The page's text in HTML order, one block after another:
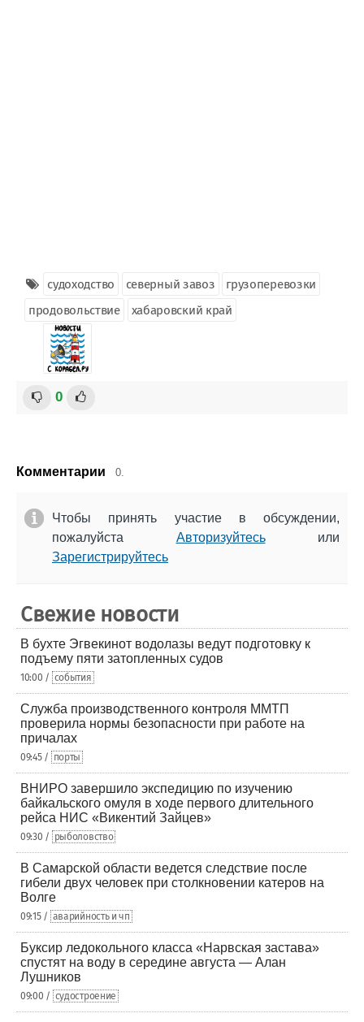
судоходство северный завоз
грузоперевозки
продовольствие
хабаровский край
0
Комментарии 0.
Чтобы принять участие в обсуждении,
пожалуйста Авторизуйтесьили
Зарегистрируйтесь
Свежие новости
В бухте Эгвекинот водолазы ведут подготовку к
подъему пяти затопленных судов
10:00 / события
Служба производственного контроля ММТП
проверила нормы безопасности при работе на
причалах
09:45 / порты
ВНИРО завершило экспедицию по изучению
байкальского омуля в ходе первого длительного
рейса НИС «Викентий Зайцев»
09:30 / рыболовство
В Самарской области ведется следствие после
гибели двух человек при столкновении катеров на
Волге
09:15 / аварийность и чп
Буксир ледокольного класса «Нарвская застава»
спустят на воду в середине августа — Алан
Лушников
09:00 / судостроение